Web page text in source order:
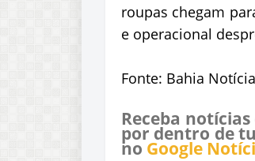
roupas chegam
e operacional
Fonte: Bahia
Receba
por dentro de
no Google